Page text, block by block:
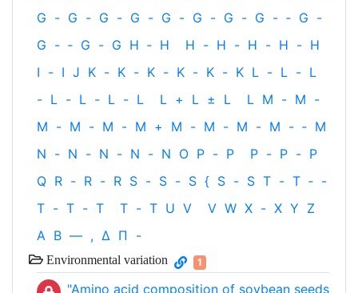
G - G - G - G - G - G - G - G - ‐ G -
G - ‐ G - G H ‐ H H - H - H - H - H
I - I J K - K - K - K - K - K L - L - L
- L - L - L - L L + L ± L L M - M -
M - M - M - M + M - M - M - M - ‐ M
N - N - N - N - N O P - P P - P - P
Q R - R - R S - S - S { S - S T - T ‐ -
T - T - T T - T U V V W X - X Y Z
Α Β — , Δ Π -
Environmental variation 1
"Amino acid composition of soybean seeds